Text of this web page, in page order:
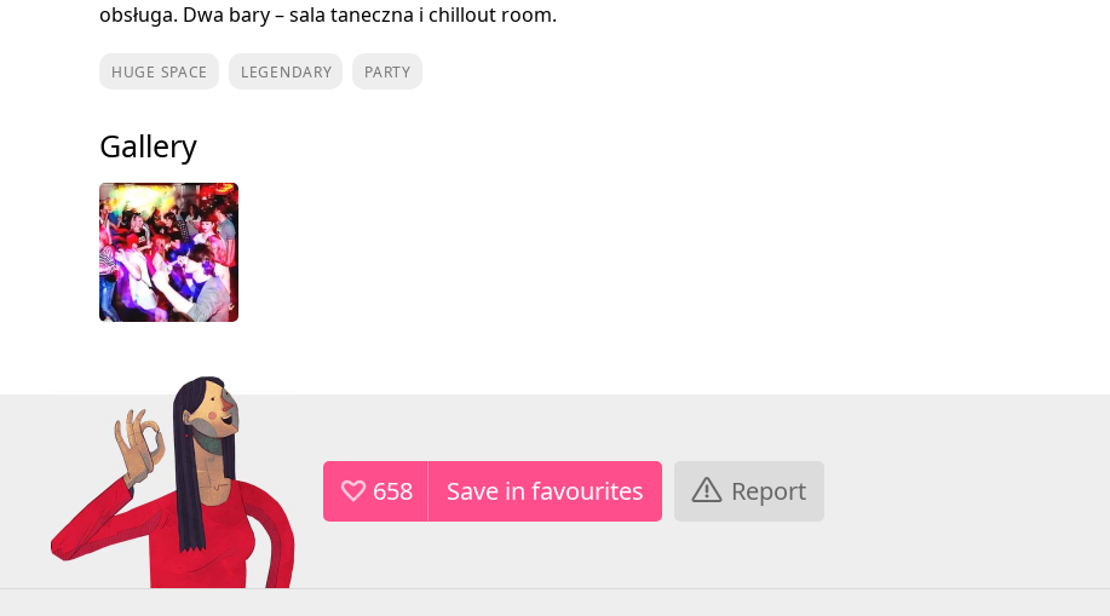
obsługa. Dwa bary – sala taneczna i chillout room.
HUGE SPACE LEGENDARY PARTY
Gallery
658 Report